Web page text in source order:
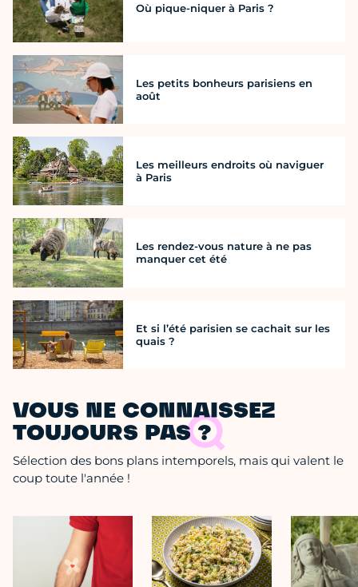
Où pique-niquer à Paris ?
Les petits bonheurs parisiens en
août
Les meilleurs endroits où naviguer
à Paris
Les rendez-vous nature à ne pas
manquer cet été
Et si l’été parisien se cachait sur les
quais ?
VOUS NE CONNAISSEZ
TOUJOURS PAS ?
Sélection des bons plans intemporels, mais qui valent le
coup toute l'année !